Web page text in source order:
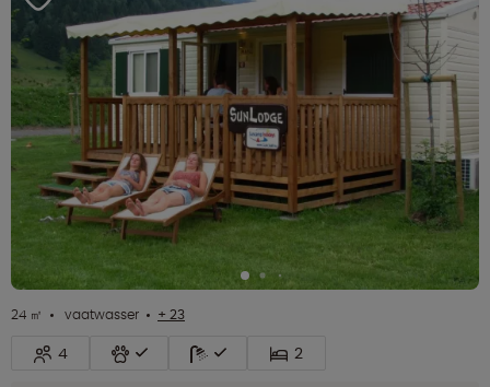
24 ㎡ vaatwasser + 23
4 2